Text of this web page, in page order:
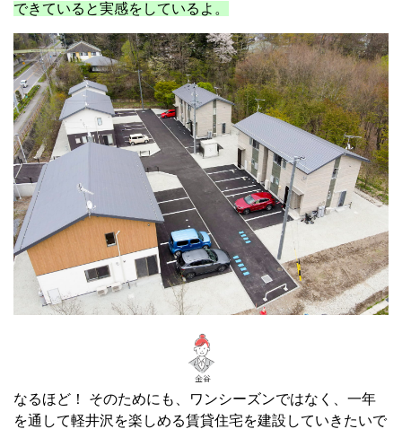
できていると実感をしているよ。
なるほど！ そのためにも、ワンシーズンではなく、一年
を通して軽井沢を楽しめる賃貸住宅を建設していきたいで